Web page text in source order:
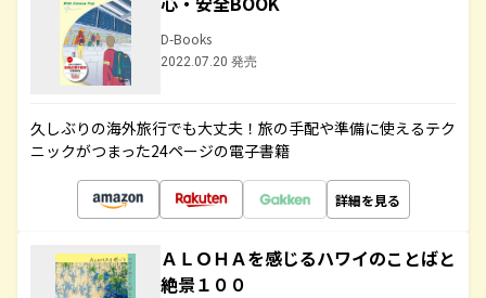
D-Books
2022.07.20 発売
久しぶりの海外旅行でも大丈夫！旅の手配や準備に使えるテク
ニックがつまった24ページの電子書籍
詳細を見る
ＡＬＯＨＡを感じるハワイのことばと
絶景１００